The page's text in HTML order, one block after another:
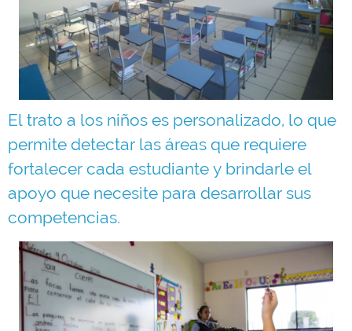
El trato a los niños es personalizado, lo que
permite detectar las áreas que requiere
fortalecer cada estudiante y brindarle el
apoyo que necesite para desarrollar sus
competencias.